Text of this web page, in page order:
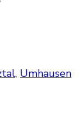
, Umhausen